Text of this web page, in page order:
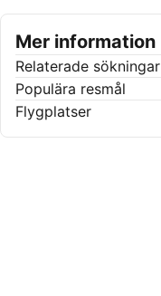
Mer information
Relaterade sökningar
Populära resmål
Flygplatser